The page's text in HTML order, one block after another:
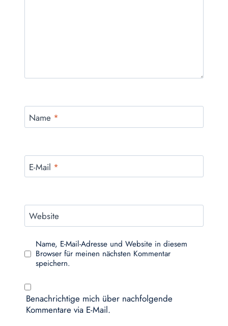
Name *
E-Mail *
Website
Name, E-Mail-Adresse und Website in diesem
Browser für meinen nächsten Kommentar
speichern.
Benachrichtige mich über nachfolgende
Kommentare via E-Mail.